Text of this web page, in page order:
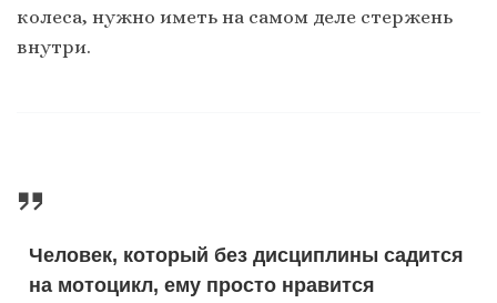
колеса, нужно иметь на самом деле стержень
внутри.
Человек, который без дисциплины садится
на мотоцикл, ему просто нравится